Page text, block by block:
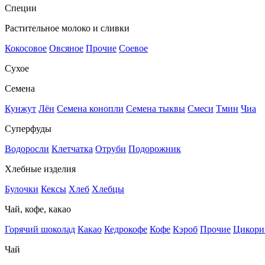
Специи
Растительное молоко и сливки
Кокосовое Овсяное Прочие Соевое
Сухое
Семена
Кунжут Лён Семена конопли Семена тыквы Смеси Тмин Чиа
Суперфуды
Водоросли Клетчатка Отруби Подорожник
Хлебные изделия
Булочки Кексы Хлеб Хлебцы
Чай, кофе, какао
Горячий шоколад Какао Кедрокофе Кофе Кэроб Прочие
Чай